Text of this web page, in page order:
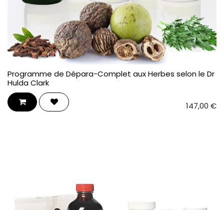
Programme de Dépara-Complet aux Herbes selon le Dr
Hulda Clark
147,00 €